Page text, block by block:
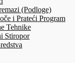
(Podloge)
i Prateći Program
Tehnike
Stiropor